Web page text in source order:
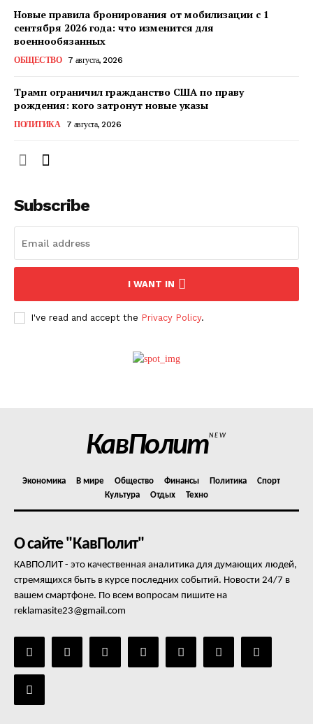
О нас
Политика конфиденциальности
Новые правила бронирования от мобилизации с 1
сентября 2026 года: что изменится для
военнообязанных
ОБЩЕСТВО 7 августа, 2026
Трамп ограничил гражданство США по праву
рождения: кого затронут новые указы
ПОЛИТИКА 7 августа, 2026
Subscribe
I WANT IN
I've read and accept the Privacy Policy.
КавПолитNEW
Экономика В мире Общество Финансы Политика
Спорт
Культура
Отдых Техно
О сайте "КавПолит"
КАВПОЛИТ - это качественная аналитика для думающих людей,
стремящихся быть в курсе последних событий. Новости 24/7 в
вашем смартфоне. По всем вопросам пишите на
reklamasite23@gmail.com